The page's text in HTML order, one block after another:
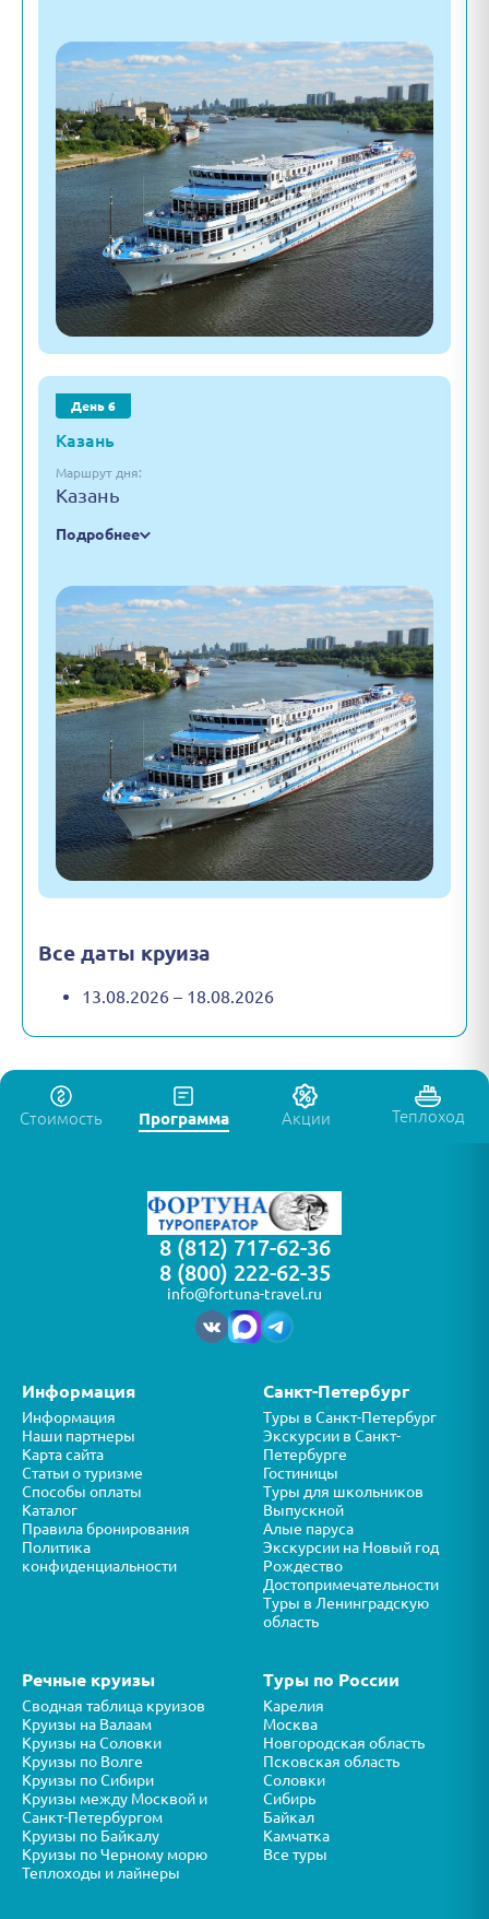
День 6
Казань
Маршрут дня:
Казань
Подробнее
Все даты круиза
13.08.2026 – 18.08.2026
Стоимость Программа Акции Теплоход
8 (812) 717-62-36
8 (800) 222-62-35
info@fortuna-travel.ru
Информация
Информация
Наши партнеры
Карта сайта
Статьи о туризме
Способы оплаты
Каталог
Правила бронирования
Политика
конфиденциальности
Санкт-Петербург
Туры в Санкт-Петербург
Экскурсии в Санкт-
Петербурге
Гостиницы
Туры для школьников
Выпускной
Алые паруса
Экскурсии на Новый год
Рождество
Достопримечательности
Туры в Ленинградскую
область
Речные круизы
Сводная таблица круизов
Круизы на Валаам
Круизы на Соловки
Круизы по Волге
Круизы по Сибири
Круизы между Москвой и
Санкт-Петербургом
Круизы по Байкалу
Круизы по Черному морю
Теплоходы и лайнеры
Туры по России
Карелия
Москва
Новгородская область
Псковская область
Соловки
Сибирь
Байкал
Камчатка
Все туры